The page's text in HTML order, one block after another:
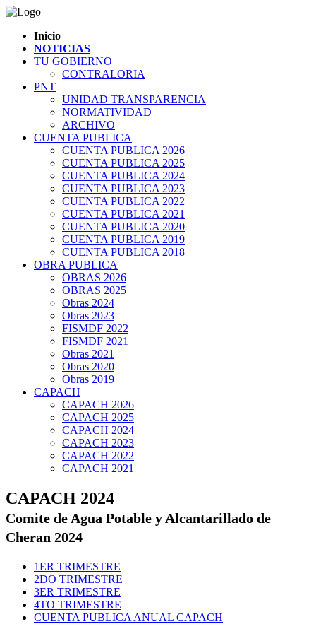
Inicio
NOTICIAS
TU GOBIERNO
CONTRALORIA
PNT
UNIDAD TRANSPARENCIA
NORMATIVIDAD
ARCHIVO
CUENTA PUBLICA
CUENTA PUBLICA 2026
CUENTA PUBLICA 2025
CUENTA PUBLICA 2024
CUENTA PUBLICA 2023
CUENTA PUBLICA 2022
CUENTA PUBLICA 2021
CUENTA PUBLICA 2020
CUENTA PUBLICA 2019
CUENTA PUBLICA 2018
OBRA PUBLICA
OBRAS 2026
OBRAS 2025
Obras 2024
Obras 2023
FISMDF 2022
FISMDF 2021
Obras 2021
Obras 2020
Obras 2019
CAPACH
CAPACH 2026
CAPACH 2025
CAPACH 2024
CAPACH 2023
CAPACH 2022
CAPACH 2021
CAPACH 2024
Comite de Agua Potable y Alcantarillado de
Cheran 2024
1ER TRIMESTRE
2DO TRIMESTRE
3ER TRIMESTRE
4TO TRIMESTRE
CUENTA PUBLICA ANUAL CAPACH